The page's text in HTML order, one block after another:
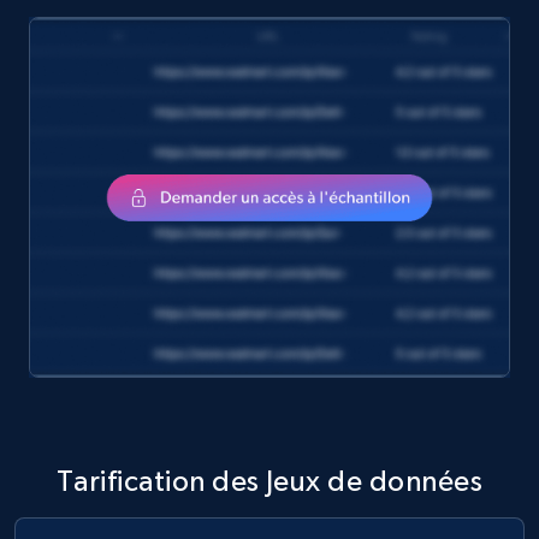
amazon, Currency amazon, Availability amazon,
eCommerce
1.2K+ 132+ Buy Now
Zara - Products
Category id, Product id, Product name, Price,
Currency, Colour code, Colour, Description, and
eCommerce
Tarification des Jeux de données